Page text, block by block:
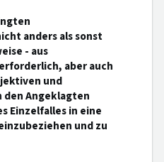
anders als sonst
- aus
aber auch
und
Angeklagten
Einzelfalles in eine
und zu